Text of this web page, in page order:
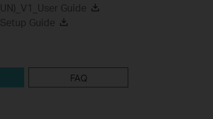
Guide
Guide
FAQ